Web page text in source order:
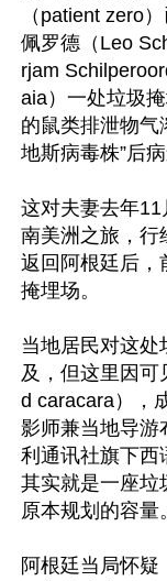
（patient zero
佩罗德（Leo
rjam
aia）一处垃圾
的鼠类排泄物气
地斯病毒株”后病
这对夫妻去年
南美洲之旅，行
返回阿根廷后，
掩埋场。
当地居民对这处
及，但这里因可
d caracara），
影师兼当地导游
利通讯社旗下西
其实就是一座垃
原本规划的容量。
阿根廷当局怀